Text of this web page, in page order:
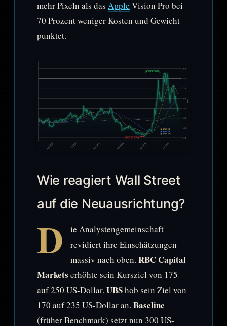
mehr Pixeln als das Apple Vision Pro bei
70 Prozent weniger Kosten und Gewicht
punktet.
Wie reagiert Wall Street
auf die Neuausrichtung?
D
ie Analystengemeinschaft
revidiert ihre Einschätzungen
massiv nach oben. RBC Capital
Markets erhöhte sein Kursziel von 175
auf 250 US-Dollar. UBShob sein Ziel von
170 auf 235 US-Dollar an. Baseline
(früher Benchmark) setzt nun 300 US-